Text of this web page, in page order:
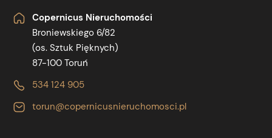
Copernicus Nieruchomości
Broniewskiego 6/82
(os. Sztuk Pięknych)
87-100 Toruń
534 124 905
torun@copernicusnieruchomosci.pl